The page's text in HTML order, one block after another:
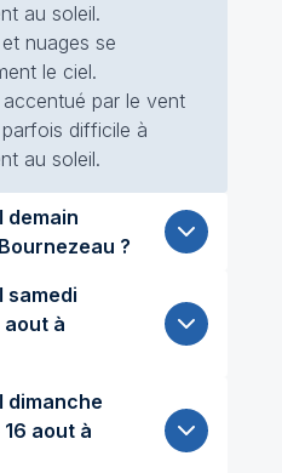
au soleil.
nuages se
le ciel.
par le vent
difficile à
au soleil.
demain
à Bournezeau ?
samedi
dimanche